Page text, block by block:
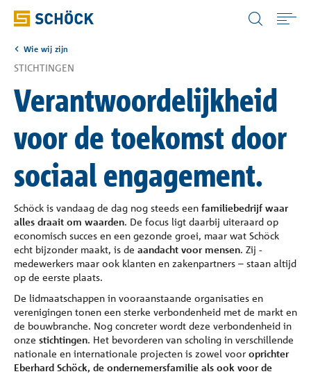
Toepassingen
Producten
Digitale oplossingen
Download
Bouwfysica Portaal
Referenties
Onderneming
Belgium (BE) Vlaams
Wie wij zijn
STICHTINGEN
Verantwoordelijkheid
voor de toekomst door
sociaal engagement.
Schöck is vandaag de dag nog steeds een familiebedrijf waar
alles draait om waarden. De focus ligt daarbij uiteraard op
economisch succes en een gezonde groei, maar wat Schöck
echt bijzonder maakt, is de aandacht voor mensen. Zij -
medewerkers maar ook klanten en zakenpartners – staan altijd
op de eerste plaats.
De lidmaatschappen in vooraanstaande organisaties en
verenigingen tonen een sterke verbondenheid met de markt en
de bouwbranche. Nog concreter wordt deze verbondenheid in
onze stichtingen. Het bevorderen van scholing in verschillende
nationale en internationale projecten is zowel voor oprichter
Eberhard Schöck, de ondernemersfamilie als ook voor de